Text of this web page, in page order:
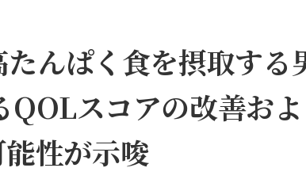
んぱく食を摂取する
スコアの改善およ
性が示唆